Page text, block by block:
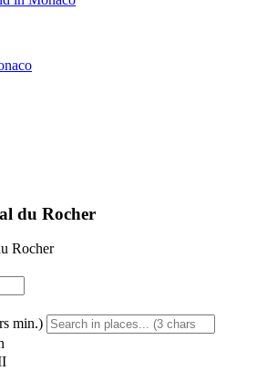
du Rocher
min.)